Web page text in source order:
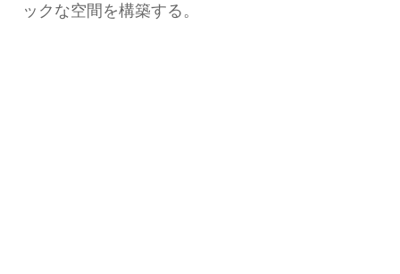
ックな空間を構築する。